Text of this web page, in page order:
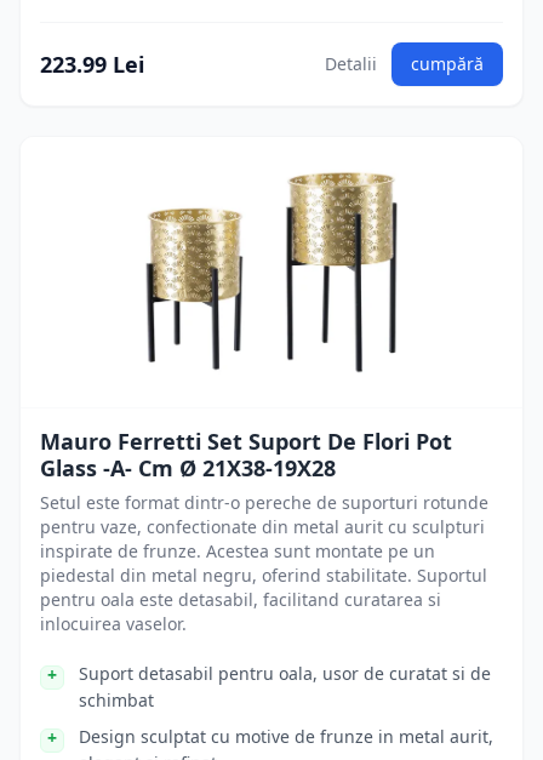
223.99 Lei Detalii cumpără
Mauro Ferretti Set Suport De Flori Pot
Glass -A- Cm Ø 21X38-19X28
Setul este format dintr-o pereche de suporturi rotunde
pentru vaze, confectionate din metal aurit cu sculpturi
inspirate de frunze. Acestea sunt montate pe un
piedestal din metal negru, oferind stabilitate. Suportul
pentru oala este detasabil, facilitand curatarea si
inlocuirea vaselor.
Suport detasabil pentru oala, usor de curatat si de
schimbat
Design sculptat cu motive de frunze in metal aurit,